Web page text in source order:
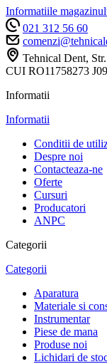
Informatiile
021 312 56 60
Tehnical Dent,
CUI RO11758273
Informatii
Informatii
Conditii de
Despre noi
Contacteaza-ne
Oferte
Cursuri
Producatori
ANPC
Categorii
Categorii
Aparatura
Materiale si
Instrumentar
Piese de mana
Produse noi
Lichidari de